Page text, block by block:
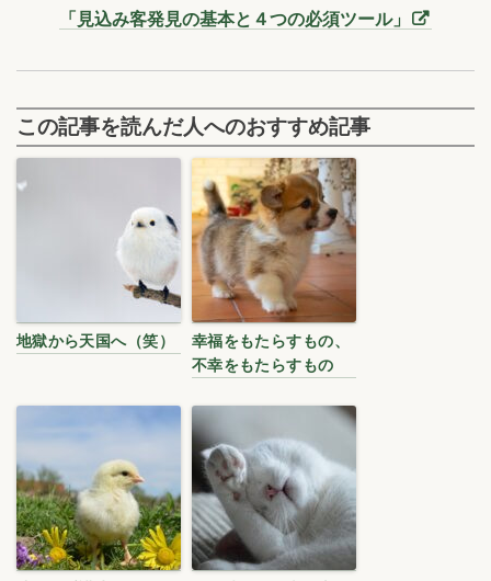
「見込み客発見の基本と４つの必須ツール」
この記事を読んだ人へのおすすめ記事
地獄から天国へ（笑）
幸福をもたらすもの、
不幸をもたらすもの